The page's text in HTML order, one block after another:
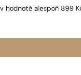
hodnotě alespoň